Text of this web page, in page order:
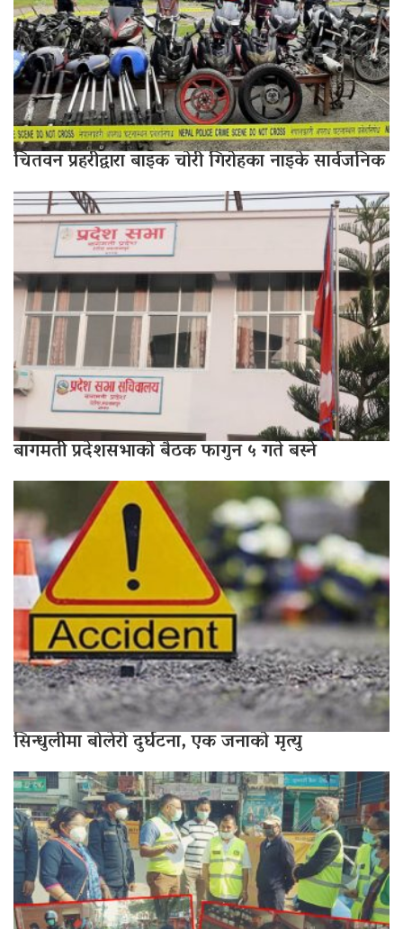
चितवन प्रहरीद्वारा बाइक चोरी गिरोहका नाइके सार्वजनिक
बागमती प्रदेशसभाको बैठक फागुन ५ गते बस्ने
सिन्धुलीमा बोलेरो दुर्घटना, एक जनाको मृत्यु